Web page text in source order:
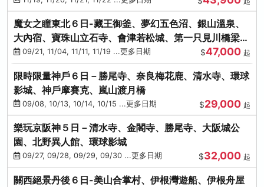
魔女之瞳東北６日-藏王御釜、夢幻五色沼、銀山溫泉、
大內宿、寶珠山立石寺、會津若松城、第一只見川橋梁、
燒肉吃到飽
09/21, 11/04, 11/11, 11/19 ...更多日期 $47,000 起
限時限量神戶６日－勝尾寺、奈良梅花鹿、清水寺、環球
影城、神戶摩賽克、嵐山渡月橋
09/08, 10/13, 10/14, 10/15 ...更多日期 $29,000 起
樂玩京阪神５日－清水寺、金閣寺、勝尾寺、大阪城公
園、北野異人館、環球影城
09/27, 09/28, 09/29, 09/30 ...更多日期 $32,000 起
關西絕景丹後６日-美山合掌村、伊根灣遊船、伊根舟屋